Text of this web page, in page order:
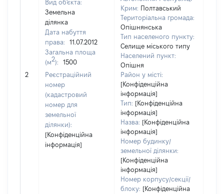
2
Вид об'єкта:
Земельна
ділянка
Дата набуття
права:
11.07.2012
Загальна площа
(м2):
1500
Реєстраційний
номер
(кадастровий
номер для
земельної
ділянки):
[Конфіденційна
інформація]
Крим: Полтавський
Територіальна громада:
Опішнянська
Тип населеного пункту:
Селище міського типу
Населений пункт:
Опішня
Район у місті:
[Конфіденційна
інформація]
Тип: [Конфіденційна
інформація]
Назва: [Конфіденційна
інформація]
Номер будинку/
земельної ділянки:
[Конфіденційна
інформація]
Номер корпусу/секції/
блоку: [Конфіденційна